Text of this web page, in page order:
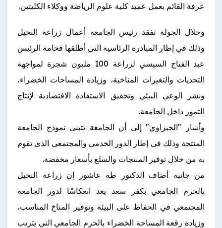
عرفة القائم بعمل عميد كلية علوم الرياضة ووكلاء الكليتين.
وخلال الجولة تفقد رئيس الجامعة أعمال زراعة النخيل
وذلك في إطار المبادرة الرئاسية التي أطلقها فخامة الرئيس
عبد الفتاح السيسي لزراعة 100 مليون شجرة لمواجهة
التحديات والتغيرات المناخية، وزيادة المساحات الخضراء،
ونشر الوعي البيئي وتحقيق الاستفادة الاقتصادية لإنتاج
التمور داخل الجامعة.
وأشار "الجيزاوي" إلى أن الجامعة تتبنى نموذج الجامعة
المنتجة وذلك فى إطار الدور الخدمى والمجتمعى الذى تقوم
به من خلال توفير المنتجات والسلع بأسعار مخفضة.
من جانبه أضاف الدكتور طه عاشور إن زراعة النخيل
بالحرم الجامعي بكفر سعد يعد انعكاسًا لدور الجامعة
المجتمعي في الحفاظ على البيئة وتوفير المناخ المناسب،
وزيادة رقعة المساحة الخضراء بالحرم الجامعي التي يترتب